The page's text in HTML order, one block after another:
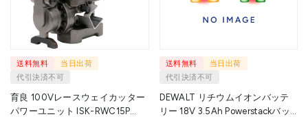
送料無料
当日出荷
代引決済不可
育良 100Vレースウェイカッター
パワーユニット ISK-RWC15P
送料無料
当日出荷
代引決済不可
DEWALT リチウムイオンバッテ
リー 18V 3.5Ah Powerstackバッ